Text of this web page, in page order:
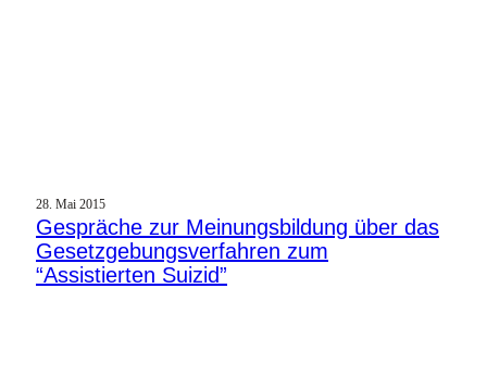
28. Mai 2015
Gespräche zur Meinungsbildung über das
Gesetzgebungsverfahren zum
“Assistierten Suizid”